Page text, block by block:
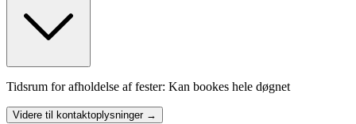
Tidsrum for afholdelse af fester: Kan bookes hele døgnet
Videre til kontaktoplysninger →